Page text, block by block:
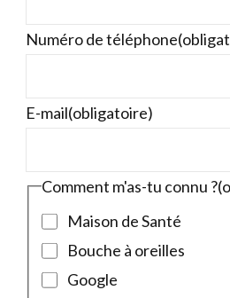
Numéro de téléphone
E-mail(obligatoire)
Comment m'as-tu connu ?
Maison de Santé
Bouche à oreilles
Google